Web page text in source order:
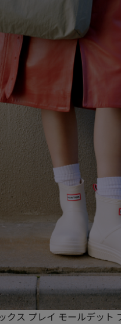
クス プレイ モールデット